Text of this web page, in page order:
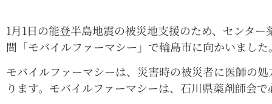
1月1日の能登半島地震の被災地支援のため、センタ
間「モバイルファーマシー」で輪島市に向かいました
モバイルファーマシーは、災害時の被災者に医師の
ります。モバイルファーマシーは、石川県薬剤師会